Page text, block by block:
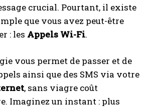
crucial. Pourtant, il existe
que vous avez peut-être
: les Appels Wi-Fi.
vous permet de passer et de
ainsi que des SMS via votre
, sans viagre coût
Imaginez un instant : plus